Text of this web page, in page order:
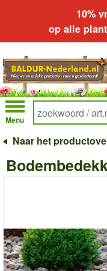
10%
op alle
Menu
Naar het